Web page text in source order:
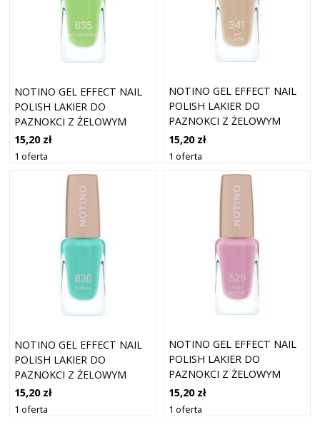
NOTINO GEL EFFECT NAIL
POLISH LAKIER DO
PAZNOKCI Z ŻELOWYM
EFEKTEM 835 ACCEPTANCE
10 ML
15,20 zł
1 oferta
NOTINO GEL EFFECT NAIL
POLISH LAKIER DO
PAZNOKCI Z ŻELOWYM
EFEKTEM 341 OAT LATTE
10 ML
15,20 zł
1 oferta
NOTINO GEL EFFECT NAIL
POLISH LAKIER DO
PAZNOKCI Z ŻELOWYM
EFEKTEM 830 RIVIERA 10
ML
15,20 zł
1 oferta
NOTINO GEL EFFECT NAIL
POLISH LAKIER DO
PAZNOKCI Z ŻELOWYM
EFEKTEM 529 ROSY BLOOM
10 ML
15,20 zł
1 oferta